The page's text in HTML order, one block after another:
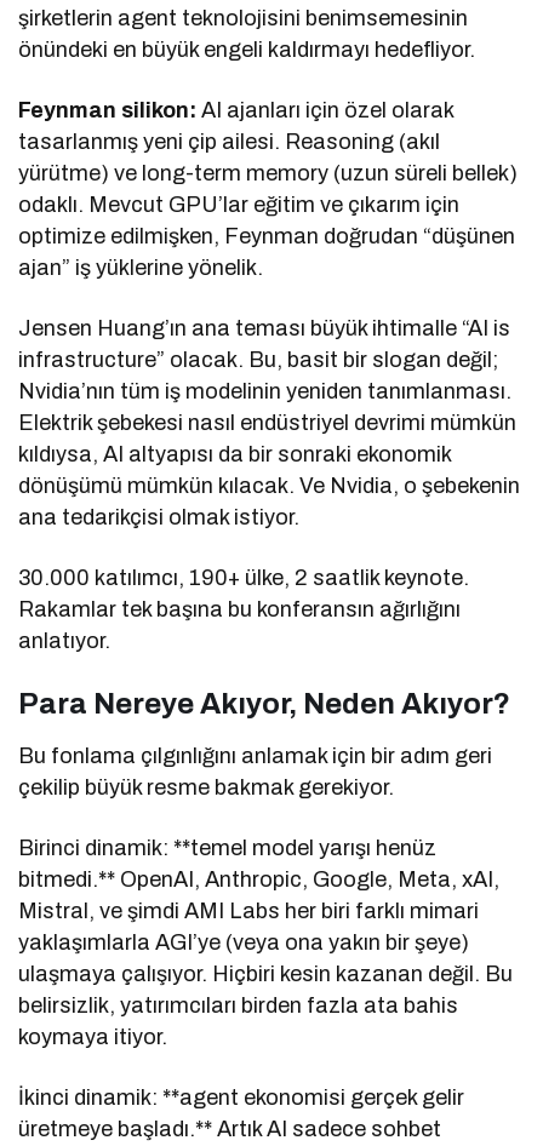
şirketlerin agent teknolojisini benimsemesinin
önündeki en büyük engeli kaldırmayı hedefliyor.
Feynman silikon:AI ajanları için özel olarak
tasarlanmış yeni çip ailesi. Reasoning (akıl
yürütme) ve long-term memory (uzun süreli bellek)
odaklı. Mevcut GPU’lar eğitim ve çıkarım için
optimize edilmişken, Feynman doğrudan “düşünen
ajan” iş yüklerine yönelik.
Jensen Huang’ın ana teması büyük ihtimalle “AI is
infrastructure” olacak. Bu, basit bir slogan değil;
Nvidia’nın tüm iş modelinin yeniden tanımlanması.
Elektrik şebekesi nasıl endüstriyel devrimi mümkün
kıldıysa, AI altyapısı da bir sonraki ekonomik
dönüşümü mümkün kılacak. Ve Nvidia, o şebekenin
ana tedarikçisi olmak istiyor.
30.000 katılımcı, 190+ ülke, 2 saatlik keynote.
Rakamlar tek başına bu konferansın ağırlığını
anlatıyor.
Para Nereye Akıyor, Neden Akıyor?
Bu fonlama çılgınlığını anlamak için bir adım geri
çekilip büyük resme bakmak gerekiyor.
Birinci dinamik: **temel model yarışı henüz
bitmedi.** OpenAI, Anthropic, Google, Meta, xAI,
Mistral, ve şimdi AMI Labs her biri farklı mimari
yaklaşımlarla AGI’ye (veya ona yakın bir şeye)
ulaşmaya çalışıyor. Hiçbiri kesin kazanan değil. Bu
belirsizlik, yatırımcıları birden fazla ata bahis
koymaya itiyor.
İkinci dinamik: **agent ekonomisi gerçek gelir
üretmeye başladı.** Artık AI sadece sohbet